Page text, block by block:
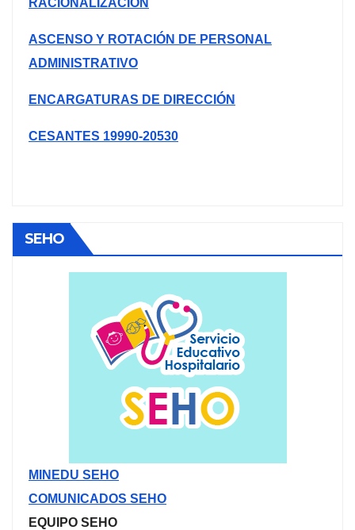
ASCENSO Y ROTACIÓN DE PERSONAL
ADMINISTRATIVO
ENCARGATURAS DE DIRECCIÓN
CESANTES 19990-20530
SEHO
MINEDU SEHO
COMUNICADOS SEHO
EQUIPO SEHO